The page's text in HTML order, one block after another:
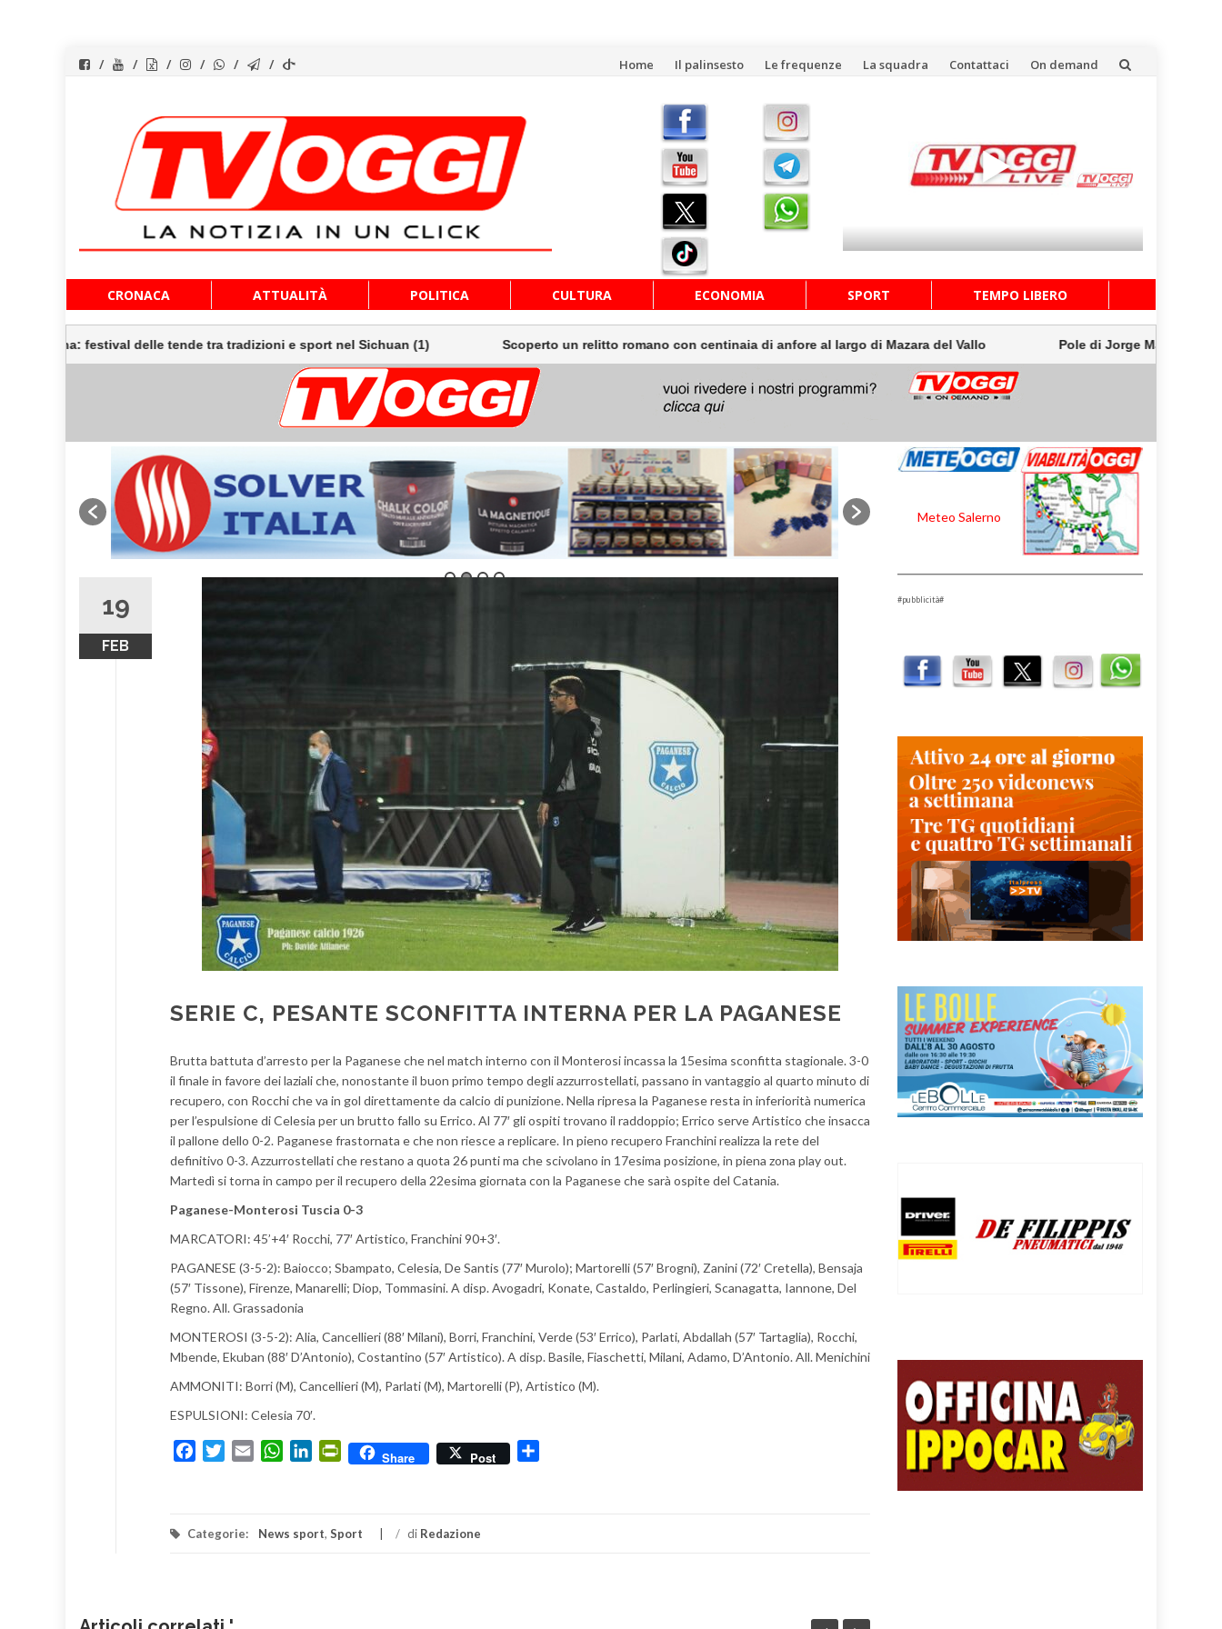
Vai
contenuto
Home Il palinsesto Le frequenze La squadra Contattaci On demand
al
contenuto
CRONACA ATTUALITÀ POLITICA CULTURA ECONOMIA SPORT TEMPO LIBERO
Cina: festival delle tende tra tradizioni e sport nel Sichuan (1) Scoperto un relitto romano con centinaia di anfore al largo di Mazara del Vallo Pole di Jorge Martin a
19
FEB
SERIE C, PESANTE SCONFITTA INTERNA PER LA PAGANESE
Brutta battuta d’arresto per la Paganese che nel match interno con il Monterosi incassa la 15esima sconfitta stagionale. 3-0
il finale in favore dei laziali che, nonostante il buon primo tempo degli azzurrostellati, passano in vantaggio al quarto minuto di
recupero, con Rocchi che va in gol direttamente da calcio di punizione. Nella ripresa la Paganese resta in inferiorità numerica
per l’espulsione di Celesia per un brutto fallo su Errico. Al 77′ gli ospiti trovano il raddoppio; Errico serve Artistico che insacca
il pallone dello 0-2. Paganese frastornata e che non riesce a replicare. In pieno recupero Franchini realizza la rete del
definitivo 0-3. Azzurrostellati che restano a quota 26 punti ma che scivolano in 17esima posizione, in piena zona play out.
Martedì si torna in campo per il recupero della 22esima giornata con la Paganese che sarà ospite del Catania.
Paganese-Monterosi Tuscia 0-3
MARCATORI: 45’+4′ Rocchi, 77′ Artistico, Franchini 90+3′.
PAGANESE (3-5-2): Baiocco; Sbampato, Celesia, De Santis (77′ Murolo); Martorelli (57′ Brogni), Zanini (72′ Cretella), Bensaja
(57′ Tissone), Firenze, Manarelli; Diop, Tommasini. A disp. Avogadri, Konate, Castaldo, Perlingieri, Scanagatta, Iannone, Del
Regno. All. Grassadonia
MONTEROSI (3-5-2): Alia, Cancellieri (88′ Milani), Borri, Franchini, Verde (53′ Errico), Parlati, Abdallah (57′ Tartaglia), Rocchi,
Mbende, Ekuban (88′ D’Antonio), Costantino (57′ Artistico). A disp. Basile, Fiaschetti, Milani, Adamo, D’Antonio. All. Menichini
AMMONITI: Borri (M), Cancellieri (M), Parlati (M), Martorelli (P), Artistico (M).
ESPULSIONI: Celesia 70′.
FacebookTwitterEmail WhatsApp
LinkedInPrintFriendly
Share Post
Categorie: News sport, Sport / di Redazione
Meteo Salerno
#pubblicità#